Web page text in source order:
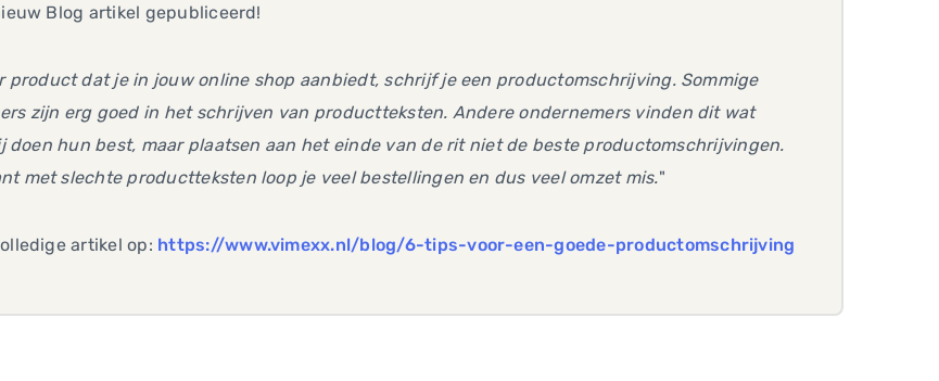
Blog artikel gepubliceerd!
product dat je in jouw online shop aanbiedt, schrijf je een productomschrijving. Sommige
zijn erg goed in het schrijven van productteksten. Andere ondernemers vinden dit wat
doen hun best, maar plaatsen aan het einde van de rit niet de beste productomschrijvingen.
met slechte productteksten loop je veel bestellingen en dus veel omzet mis."
artikel op: https://www.vimexx.nl/blog/6-tips-voor-een-goede-productomschrijving